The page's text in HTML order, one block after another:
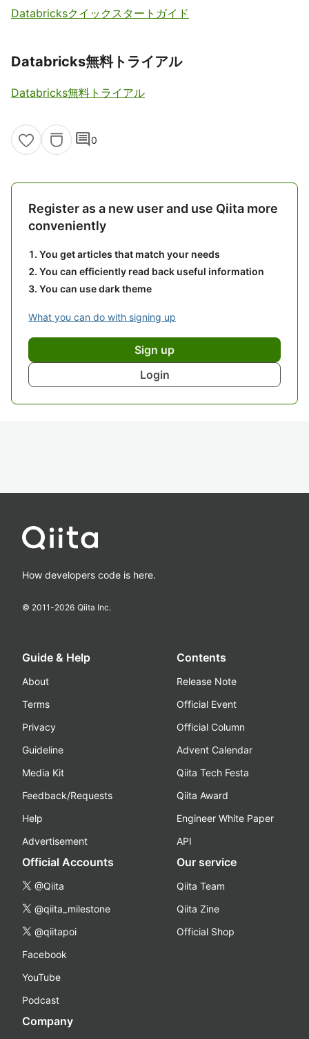
Databricksクイックスタートガイド
Databricks無料トライアル
Databricks無料トライアル
comment0
Register as a new user and use Qiita more
conveniently
You get articles that match your needs
You can efficiently read back useful information
You can use dark theme
What you can do with signing up
Sign up
Login
How developers code is here.
© 2011-2026 Qiita Inc.
Guide & Help
About
Terms
Privacy
Guideline
Media Kit
Feedback/Requests
Help
Advertisement
Contents
Release Note
Official Event
Official Column
Advent Calendar
Qiita Tech Festa
Qiita Award
Engineer White Paper
API
Official Accounts
@Qiita
@qiita_milestone
@qiitapoi
Facebook
YouTube
Podcast
Our service
Qiita Team
Qiita Zine
Official Shop
Company